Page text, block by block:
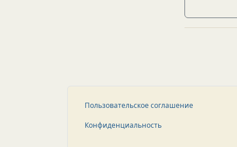
Пользовательское соглашение
Конфиденциальность